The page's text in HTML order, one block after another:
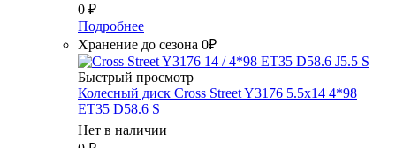
0 ₽
Подробнее
Хранение до сезона 0₽
Быстрый просмотр
Колесный диск Cross Street Y3176 5.5x14 4*98
ET35 D58.6 S
Нет в наличии